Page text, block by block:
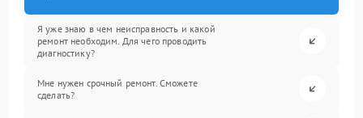
Я уже знаю в чем неисправность и какой
ремонт необходим. Для чего проводить
диагностику?
Мне нужен срочный ремонт. Сможете
сделать?